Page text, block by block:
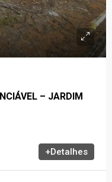
– JARDIM
+Detalhes